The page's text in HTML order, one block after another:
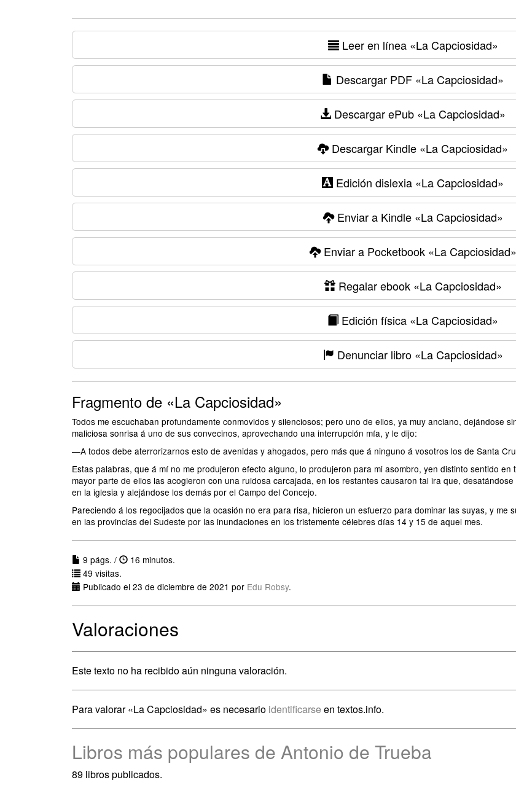
Leer en línea«La Capciosidad»
Descargar PDF «La Capciosidad»
Descargar ePub «La Capciosidad»
Descargar Kindle «La Capciosidad»
Edición dislexia «La Capciosidad»
Enviar a Kindle«La Capciosidad»
Enviar a Pocketbook«La Capciosidad»
Regalar ebook«La Capciosidad»
Edición física «La Capciosidad»
Denunciar libro«La Capciosidad»
Fragmento de «La Capciosidad»
Todos me escuchaban profundamente conmovidos y silenciosos; pero uno de ellos, ya muy anciano, dejándose
maliciosa sonrisa á uno de sus convecinos, aprovechando una interrupción mía, y le dijo:
—A todos debe aterrorizarnos esto de avenidas y ahogados, pero más que á ninguno á vosotros los de Santa
Estas palabras, que á mí no me produjeron efecto alguno, lo produjeron para mi asombro, yen distinto sentido
mayor parte de ellos las acogieron con una ruidosa carcajada, en los restantes causaron tal ira que,
en la iglesia y alejándose los demás por el Campo del Concejo.
Pareciendo á los regocijados que la ocasión no era para risa, hicieron un esfuerzo para dominar las suyas, y
en las provincias del Sudeste por las inundaciones en los tristemente célebres días 14 y 15 de aquel mes.
9 págs. /
16 minutos.
49 visitas.
Publicado el 23 de diciembre de 2021 por Edu Robsy.
Valoraciones
Este texto no ha recibido aún ninguna valoración.
Para valorar «La Capciosidad» es necesario identificarse en textos.info.
Libros más populares de Antonio de Trueba
89 libros publicados.